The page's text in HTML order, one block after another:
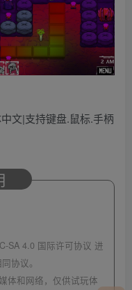
文|支持键盘.鼠标.手柄
SA 4.0 国际许可协议 进
协议。
体和网络，仅供试玩体